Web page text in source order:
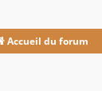
Accueil du forum